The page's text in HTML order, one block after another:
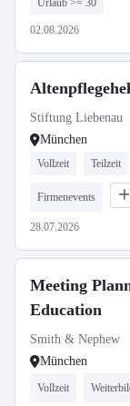
Urlaub >= 30
02.08.2026
Stiftung Liebenau
München
Vollzeit Teilzeit
Firmenevents
28.07.2026
Meeting
Education
Smith & Nephew
München
Vollzeit